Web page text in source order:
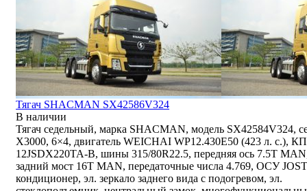
Тягач SHACMAN SX42586V324
В наличии
Тягач седельный, марка SHACMAN, модель SX42584V324,
Х3000, 6×4, двигатель WEICHAI WP12.430E50 (423 л. с.),
12JSDX220TA-B, шины 315/80R22.5, передняя ось 7.5T
задний мост 16T MAN, передаточные числа 4.769, ОСУ
кондиционер, эл. зеркало заднего вида с подогревом, эл.